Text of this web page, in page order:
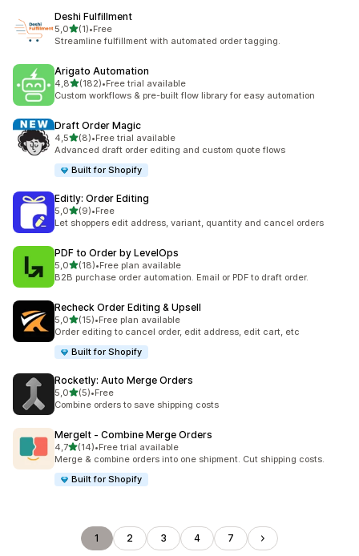
Deshi Fulfillment
5,05 yıldız üzerinden
(1)
toplam 1 değerlendirme
•Free
Streamline fulfillment with automated order tagging.
Arigato Automation
4,85 yıldız üzerinden
(182)
toplam 182 değerlendirme
•Free trial available
Custom workflows & pre-built flow library for easy automation
Draft Order Magic
4,55 yıldız üzerinden
(8)
toplam 8 değerlendirme
•Free trial available
Advanced draft order editing and custom quote flows
Built for Shopify
Editly: Order Editing
5,05 yıldız üzerinden
(9)
toplam 9 değerlendirme
•Free
Let shoppers edit address, variant, quantity and cancel orders
PDF to Order by LevelOps
5,05 yıldız üzerinden
(18)
toplam 18 değerlendirme
•Free plan available
B2B purchase order automation. Email or PDF to draft order.
Recheck Order Editing & Upsell
5,05 yıldız üzerinden
(15)
toplam 15 değerlendirme
•Free plan available
Order editing to cancel order, edit address, edit cart, etc
Built for Shopify
Rocketly: Auto Merge Orders
5,05 yıldız üzerinden
(5)
toplam 5 değerlendirme
•Free
Combine orders to save shipping costs
MergeIt ‑ Combine Merge Orders
4,75 yıldız üzerinden
(14)
toplam 14 değerlendirme
•Free trial available
Merge & combine orders into one shipment. Cut shipping costs.
Built for Shopify
1 2 3 4 7